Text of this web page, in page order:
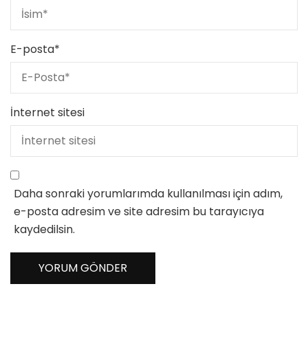
E-posta*
İnternet sitesi
Daha sonraki yorumlarımda kullanılması için adım,
e-posta adresim ve site adresim bu tarayıcıya
kaydedilsin.